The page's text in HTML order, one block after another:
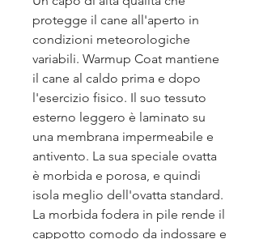
protegge il cane all'aperto in
condizioni meteorologiche
variabili. Warmup Coat mantiene
il cane al caldo prima e dopo
l'esercizio fisico. Il suo tessuto
esterno leggero è laminato su
una membrana impermeabile e
antivento. La sua speciale ovatta
è morbida e porosa, e quindi
isola meglio dell'ovatta standard.
La morbida fodera in pile rende il
cappotto comodo da indossare e